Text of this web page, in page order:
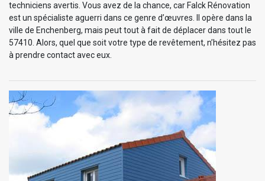
techniciens avertis. Vous avez de la chance, car Falck Rénovation
est un spécialiste aguerri dans ce genre d’œuvres. Il opère dans la
ville de Enchenberg, mais peut tout à fait de déplacer dans tout le
57410. Alors, quel que soit votre type de revêtement, n’hésitez pas
à prendre contact avec eux.